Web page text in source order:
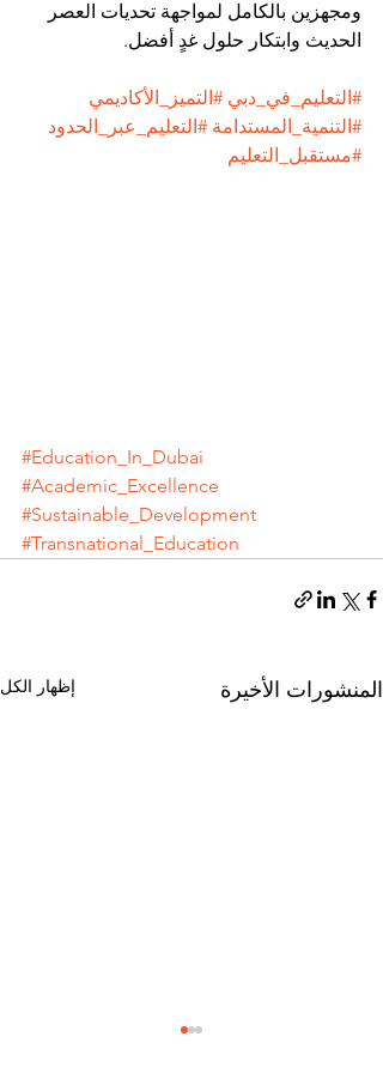
ومجهزين بالكامل لمواجهة تحديات العصر
الحديث وابتكار حلول غدٍ أفضل.
#التعليم_في_دبي #التميز_الأكاديمي
#التنمية_المستدامة #التعليم_عبر_الحدود
#مستقبل_التعليم
#Education_In_Dubai
#Academic_Excellence
#Sustainable_Development
#Transnational_Education
المنشورات الأخيرة إظهار الكل